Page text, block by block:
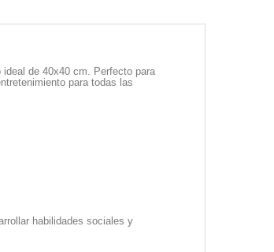
de 40x40 cm. Perfecto para
para todas las
habilidades sociales y